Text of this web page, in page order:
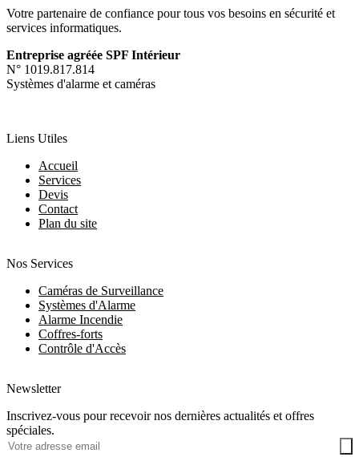
Votre partenaire de confiance pour tous vos besoins en sécurité et
services informatiques.
Entreprise agréée SPF Intérieur
N° 1019.817.814
Systèmes d'alarme et caméras
Liens Utiles
Accueil
Services
Devis
Contact
Plan du site
Nos Services
Caméras de Surveillance
Systèmes d'Alarme
Alarme Incendie
Coffres-forts
Contrôle d'Accès
Newsletter
Inscrivez-vous pour recevoir nos dernières actualités et offres
spéciales.